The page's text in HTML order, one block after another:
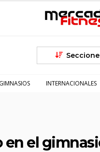
GIMNASIOS INTERNACIONALES
en el